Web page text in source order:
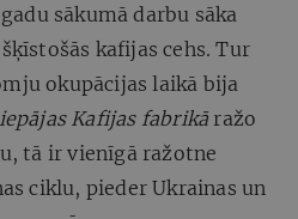
sākumā darbu sā­ka
kafijas cehs. Tur
okupācijas laikā bija
Kafijas fabrikāražo
tā ir vienīgā ražotne
ciklu, pieder Ukrainas un